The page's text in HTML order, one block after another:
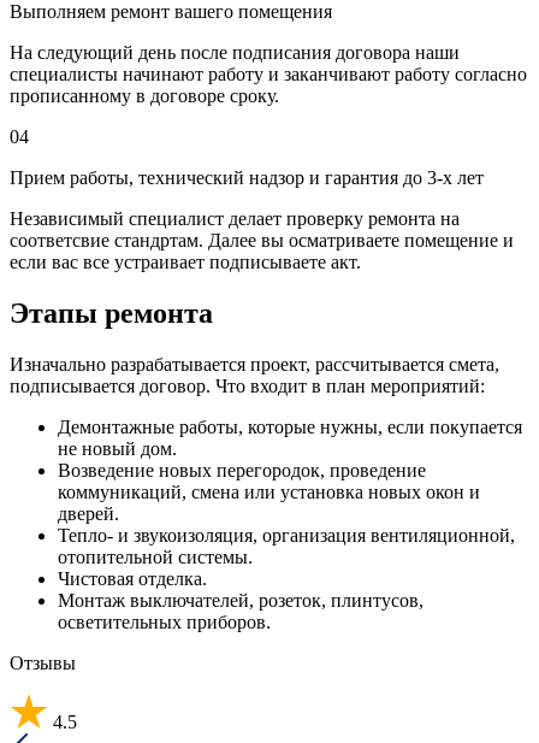
Выполняем ремонт вашего помещения
На следующий день после подписания договора наши
специалисты начинают работу и заканчивают работу согласно
прописанному в договоре сроку.
04
Прием работы, технический надзор и гарантия до 3-х лет
Независимый специалист делает проверку ремонта на
соответсвие стандртам. Далее вы осматриваете помещение и
если вас все устраивает подписываете акт.
Этапы ремонта
Изначально разрабатывается проект, рассчитывается смета,
подписывается договор. Что входит в план мероприятий:
Демонтажные работы, которые нужны, если покупается
не новый дом.
Возведение новых перегородок, проведение
коммуникаций, смена или установка новых окон и
дверей.
Тепло- и звукоизоляция, организация вентиляционной,
отопительной системы.
Чистовая отделка.
Монтаж выключателей, розеток, плинтусов,
осветительных приборов.
Отзывы
4.5